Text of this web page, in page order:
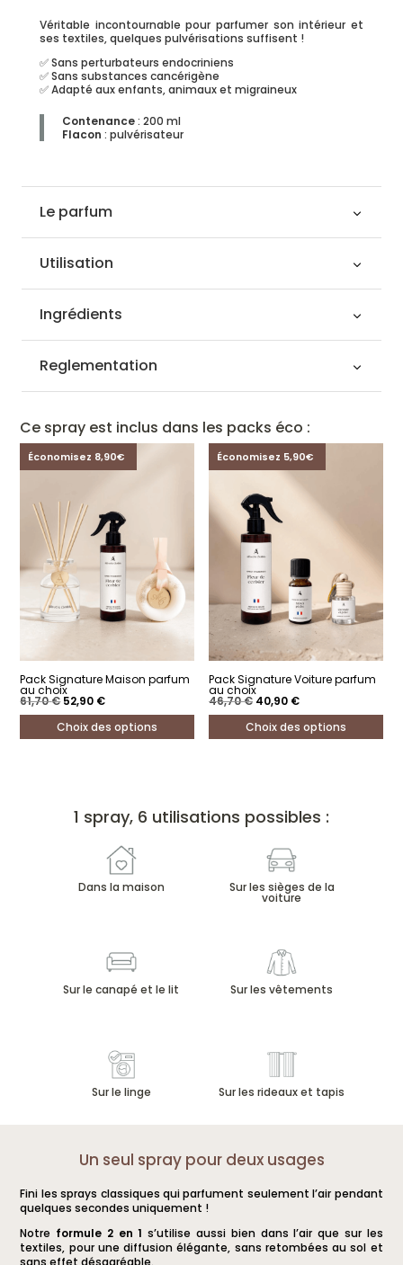
Véritable incontournable pour parfumer son intérieur et
ses textiles, quelques pulvérisations suffisent !
✅ Sans perturbateurs endocriniens
✅ Sans substances cancérigène
✅ Adapté aux enfants, animaux et migraineux
Contenance: 200 ml
Flacon : pulvérisateur
Le parfum
Utilisation
Ingrédients
Reglementation
Ce spray est inclus dans les packs éco :
Économisez 8,90€
Pack Signature Maison parfum
au choix
61,70€ Le
prix
initial
était :
61,70 €.
52,90 €Le
actuel
est :
52,90 €.
Choix des options
Économisez 5,90€
Pack Signature Voiture parfum
au choix
46,70€ Le
prix
initial
était :
46,70 €.
40,90 €Le
actuel
est :
40,90 €.
Choix des options
plusieurs
options
1 spray, 6 utilisations possibles :
Dans la maison Sur les sièges de la
voiture
Sur le canapé et le lit Sur les vêtements
Sur le linge Sur les rideaux et tapis
Un seul spray pour deux usages
Fini les sprays classiques qui parfument seulement l’air pendant
quelques secondes uniquement !
Notre formule 2 en 1 s’utilise aussi bien dans l’air que sur les
textiles, pour une diffusion élégante, sans retombées au sol et
sans effet désagréable.